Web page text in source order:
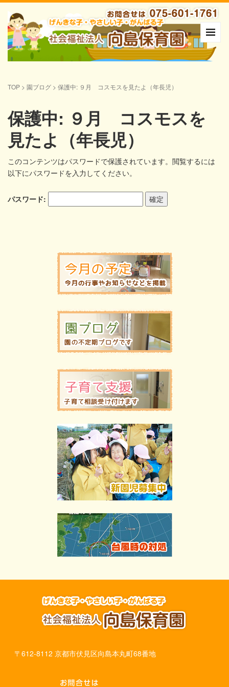
TOP > 園ブログ > 保護中: ９月 コスモスを見たよ（年長児）
保護中: ９月 コスモスを
見たよ（年長児）
このコンテンツはパスワードで保護されています。閲覧するには
以下にパスワードを入力してください。
パスワード:
〒612-8112 京都市伏見区向島本丸町68番地